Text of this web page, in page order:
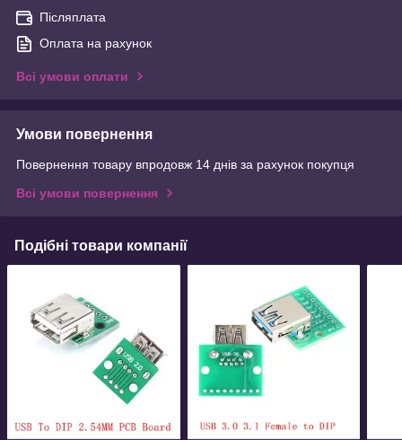
Післяплата
Оплата на рахунок
Всі умови оплати
Умови повернення
Повернення товару впродовж 14 днів за рахунок покупця
Всі умови повернення
Подібні товари компанії